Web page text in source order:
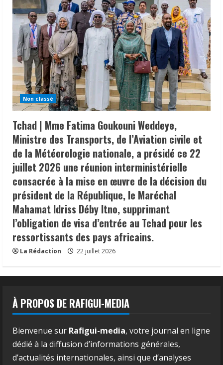
Non classé
Tchad | Mme Fatima Goukouni Weddeye,
Ministre des Transports, de l’Aviation civile et
de la Météorologie nationale, a présidé ce 22
juillet 2026 une réunion interministérielle
consacrée à la mise en œuvre de la décision du
président de la République, le Maréchal
Mahamat Idriss Déby Itno, supprimant
l’obligation de visa d’entrée au Tchad pour les
ressortissants des pays africains.
La Rédaction 22 juillet 2026
À PROPOS DE RAFIGUI-MEDIA
Bienvenue sur Rafigui-media, votre journal en ligne
dédié à la diffusion d’informations générales,
d’actualités internationales, ainsi que d’analyses